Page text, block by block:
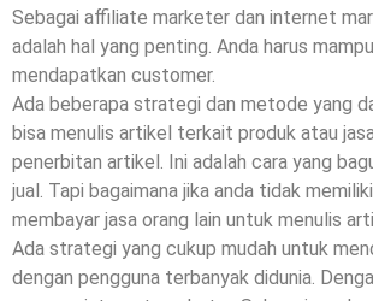
Sebagai affiliate marketer dan internet
adalah hal yang penting. Anda harus
mendapatkan customer.
Ada beberapa strategi dan metode yang
bisa menulis artikel terkait produk atau
penerbitan artikel. Ini adalah cara yang
jual. Tapi bagaimana jika anda tidak
membayar jasa orang lain untuk menulis
Ada strategi yang cukup mudah untuk
dengan pengguna terbanyak didunia.